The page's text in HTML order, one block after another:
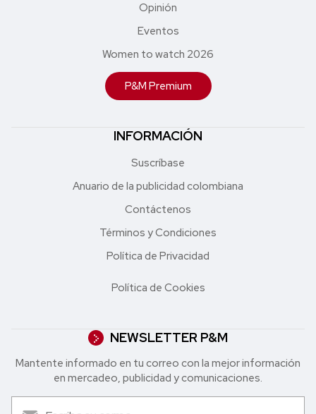
Opinión
Eventos
Women to watch 2026
P&M Premium
INFORMACIÓN
Suscríbase
Anuario de la publicidad colombiana
Contáctenos
Términos y Condiciones
Política de Privacidad
Política de Cookies
NEWSLETTER P&M
Mantente informado en tu correo con la mejor in formación
en mercadeo, publicidad y comunicaciones.